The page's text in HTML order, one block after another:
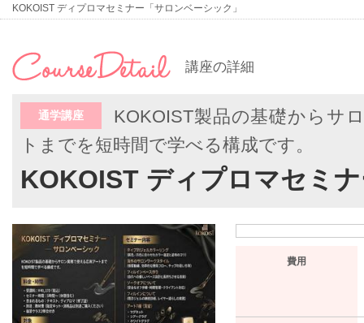
KOKOIST ディプロマセミナー「サロンベーシック」
講座の詳細
通学講座
KOKOIST製品の基礎からサ
トまでを短時間で学べる構成です。
KOKOIST ディプロマセミ
費用